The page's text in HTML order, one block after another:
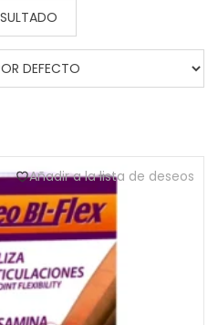
Añadir a la lista de deseos